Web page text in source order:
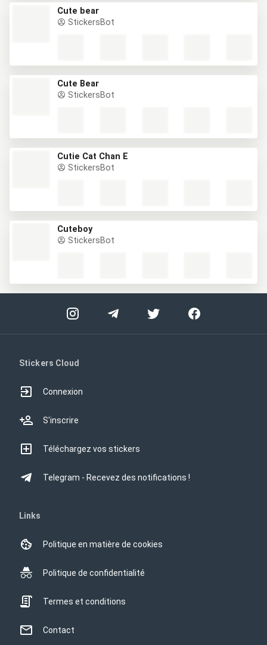
Cute bear
StickersBot
Cute Bear
StickersBot
Cutie Cat Chan E
StickersBot
Cuteboy
StickersBot
Stickers Cloud
Connexion
S'inscrire
Téléchargez vos stickers
Telegram - Recevez des notifications !
Links
Politique en matière de cookies
Politique de confidentialité
Termes et conditions
Contact